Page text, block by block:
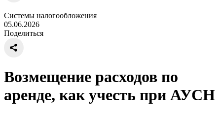
Системы налогообложения
05.06.2026
Поделиться
Возмещение расходов по
аренде, как учесть при АУСН